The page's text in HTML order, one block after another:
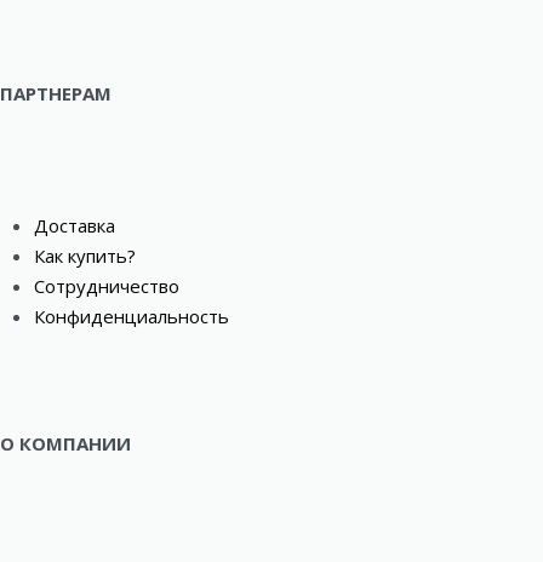
ПАРТНЕРАМ
Доставка
Как купить?
Сотрудничество
Конфиденциальность
О КОМПАНИИ